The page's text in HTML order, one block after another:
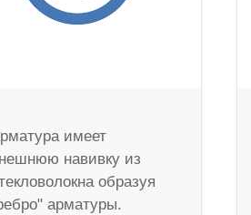
имеет
навивку из
образуя
арматуры.